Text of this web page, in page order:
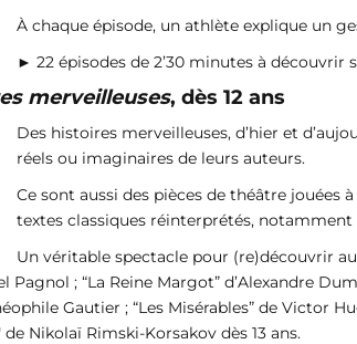
À chaque épisode, un athlète explique un
► 22 épisodes de 2’30 minutes à découvrir
merveilleuses, dès 12 ans
Des histoires merveilleuses, d’hier et
réels ou imaginaires de leurs auteurs.
Ce sont aussi des pièces de théâtre jouées
textes classiques réinterprétés,
Un véritable spectacle pour (re)découvrir
Pagnol ; “La Reine Margot” d’Alexandre
Gautier ; “Les Misérables” de Victor
de Nikolaï Rimski-Korsakov dès 13 ans.